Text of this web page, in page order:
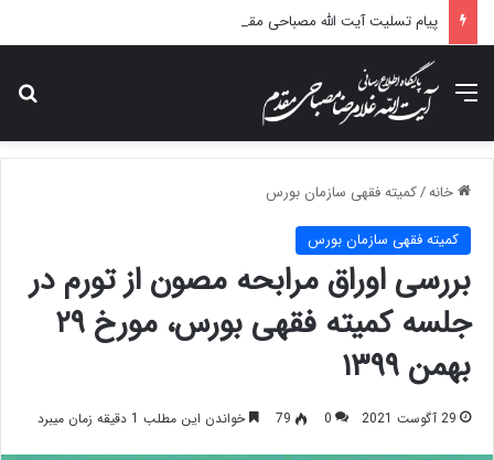
منو
خانه/کمیته فقهی سازمان بورس
کمیته فقهی سازمان بورس
بررسی اوراق مرابحه مصون از تورم در
جلسه کمیته فقهی بورس، مورخ ۲۹
بهمن ۱۳۹۹
29 آگوست 2021 0
79 خواندن این مطلب 1 دقیقه زمان میبرد